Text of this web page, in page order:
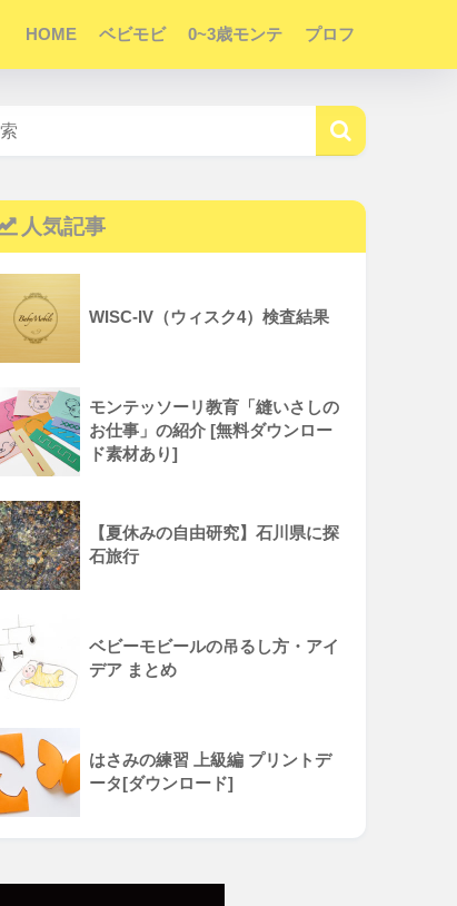
HOME ベビモビ 0~3歳モンテ プロフ
人気記事
WISC-IV（ウィスク4）検査結果
モンテッソーリ教育「縫いさしの
お仕事」の紹介 [無料ダウンロー
ド素材あり]
【夏休みの自由研究】石川県に探
石旅行
ベビーモビールの吊るし方・アイ
デア まとめ
はさみの練習 上級編 プリントデ
ータ[ダウンロード]